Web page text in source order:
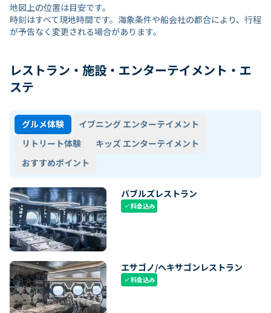
地図上の位置は目安です。
時刻はすべて現地時間です。海象条件や船会社の都合により、行程
が予告なく変更される場合があります。
レストラン・施設・エンターテイメント・エ
ステ
グルメ体験
イブニング エンターテイメント
リトリート体験
キッズ エンターテイメント
おすすめポイント
バブルズレストラン
check料金込み
エサゴノ/ヘキサゴンレストラン
check料金込み